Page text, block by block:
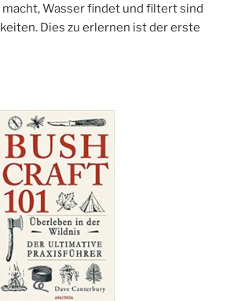
Wasser findet und filtert sind
Dies zu erlernen ist der erste